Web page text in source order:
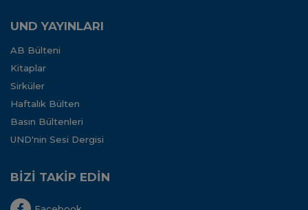
UND YAYINLARI
AB Bülteni
Kitaplar
Sirküler
Haftalık Bülten
Basın Bültenleri
UND'nin Sesi Dergisi
BİZİ TAKİP EDİN